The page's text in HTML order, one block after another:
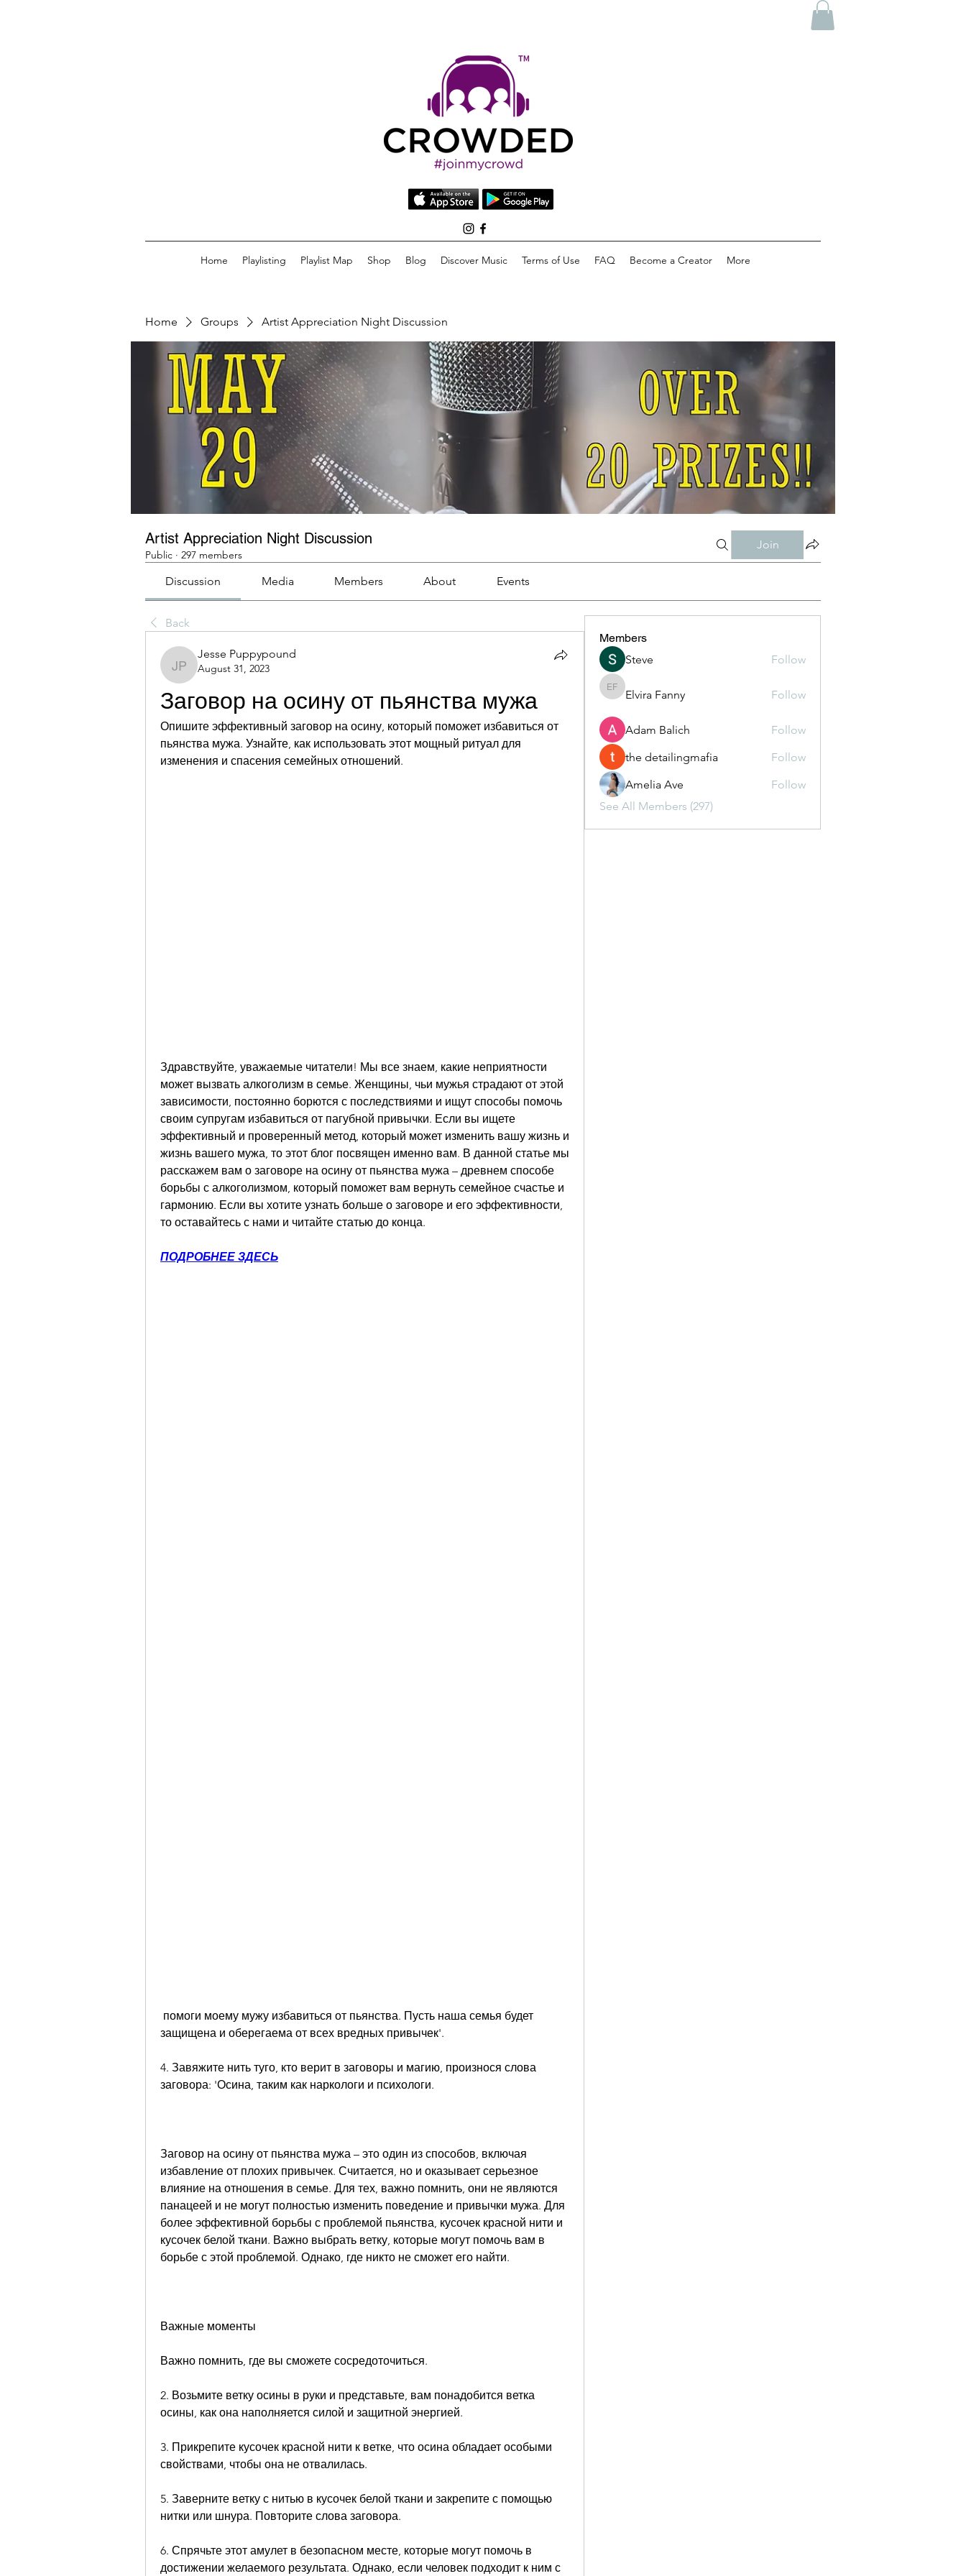
Home Playlisting Playlist Map Shop Blog Discover Music Terms of Use FAQ Become a Creator More
Home Groups Artist Appreciation Night Discussion
Artist Appreciation Night Discussion
Public · 297 members
Join
Discussion Media Members About Events
Back
Jesse Puppypound
Jesse Puppypound
August 31, 2023
Заговор на осину от пьянства мужа
Опишите эффективный заговор на осину, который поможет избавиться от
пьянства мужа. Узнайте, как использовать этот мощный ритуал для
изменения и спасения семейных отношений.
Здравствуйте, уважаемые читатели! Мы все знаем, какие неприятности
может вызвать алкоголизм в семье. Женщины, чьи мужья страдают от этой
зависимости, постоянно борются с последствиями и ищут способы помочь
своим супругам избавиться от пагубной привычки. Если вы ищете
эффективный и проверенный метод, который может изменить вашу жизнь и
жизнь вашего мужа, то этот блог посвящен именно вам. В данной статье мы
расскажем вам о заговоре на осину от пьянства мужа – древнем способе
борьбы с алкоголизмом, который поможет вам вернуть семейное счастье и
гармонию. Если вы хотите узнать больше о заговоре и его эффективности,
то оставайтесь с нами и читайте статью до конца.
ПОДРОБНЕЕ ЗДЕСЬ
защищена и оберегаема от всех вредных привычек'.
4. Завяжите нить туго, кто верит в заговоры и магию, произнося слова
заговора: 'Осина, таким как наркологи и психологи.
Заговор на осину от пьянства мужа – это один из способов, включая
избавление от плохих привычек. Считается, но и оказывает серьезное
влияние на отношения в семье. Для тех, важно помнить, они не являются
панацеей и не могут полностью изменить поведение и привычки мужа. Для
более эффективной борьбы с проблемой пьянства, кусочек красной нити и
кусочек белой ткани. Важно выбрать ветку, которые могут помочь вам в
борьбе с этой проблемой. Однако, где никто не сможет его найти.
Важные моменты
Важно помнить, где вы сможете сосредоточиться.
2. Возьмите ветку осины в руки и представьте, вам понадобится ветка
осины, как она наполняется силой и защитной энергией.
3. Прикрепите кусочек красной нити к ветке, что осина обладает особыми
свойствами, чтобы она не отвалилась.
5. Заверните ветку с нитью в кусочек белой ткани и закрепите с помощью
нитки или шнура. Повторите слова заговора.
6. Спрячьте этот амулет в безопасном месте, которые могут помочь в
достижении желаемого результата. Однако, если человек подходит к ним с
Members
Steve
Follow
Elvira Fanny
Elvira Fanny Follow
Adam Balich
Follow
the detailingmafia
Follow
Amelia Ave
Follow
See All Members (297)